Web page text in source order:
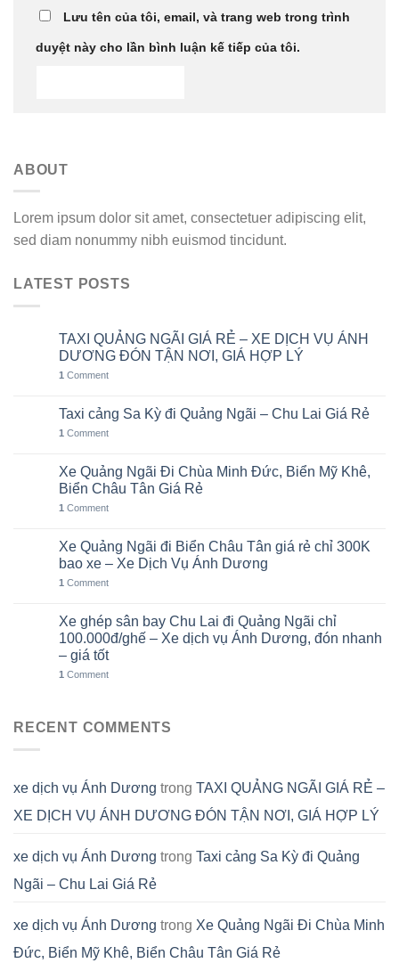
Lưu tên của tôi, email, và trang web trong trình
duyệt này cho lần bình luận kế tiếp của tôi.
ABOUT
Lorem ipsum dolor sit amet, consectetuer adipiscing elit,
sed diam nonummy nibh euismod tincidunt.
LATEST POSTS
TAXI QUẢNG NGÃI GIÁ RẺ – XE DỊCH VỤ ÁNH
DƯƠNG ĐÓN TẬN NƠI, GIÁ HỢP LÝ
1 Comment
Taxi cảng Sa Kỳ đi Quảng Ngãi – Chu Lai Giá Rẻ
1 Comment
Xe Quảng Ngãi Đi Chùa Minh Đức, Biển Mỹ Khê,
Biển Châu Tân Giá Rẻ
1 Comment
Xe Quảng Ngãi đi Biển Châu Tân giá rẻ chỉ 300K
bao xe – Xe Dịch Vụ Ánh Dương
1 Comment
Xe ghép sân bay Chu Lai đi Quảng Ngãi chỉ
100.000đ/ghế – Xe dịch vụ Ánh Dương, đón nhanh
– giá tốt
1 Comment
RECENT COMMENTS
xe dịch vụ Ánh Dương trong TAXI QUẢNG NGÃI GIÁ RẺ –
XE DỊCH VỤ ÁNH DƯƠNG ĐÓN TẬN NƠI, GIÁ HỢP LÝ
xe dịch vụ Ánh Dương trong Taxi cảng Sa Kỳ đi Quảng
Ngãi – Chu Lai Giá Rẻ
xe dịch vụ Ánh Dương trong Xe Quảng Ngãi Đi Chùa Minh
Đức, Biển Mỹ Khê, Biển Châu Tân Giá Rẻ